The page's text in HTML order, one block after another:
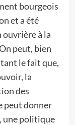
bourgeois
et a été
à la
peut, bien
le fait que,
la
des
peut donner
une politique